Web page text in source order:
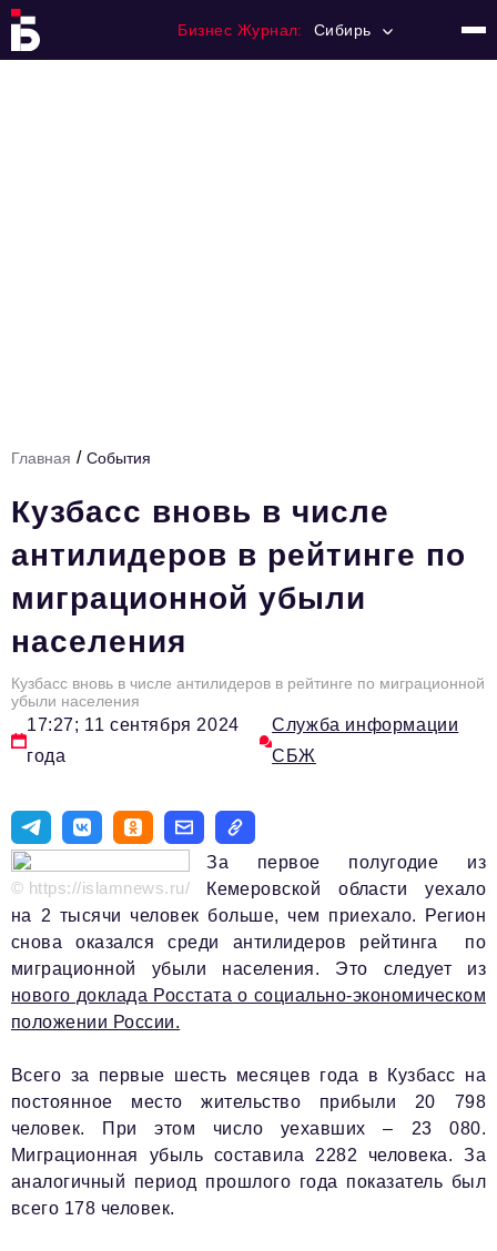
Бизнес Журнал: Сибирь
Вокруг бизнеса
Инновации
Медицина
Экономика
Социальная Ответственность
Общество
Авторские материалы
Видео
Телефон редакции:+7 495 727-01-67
Электронные почты редакции:
Информационный отдел
info@business-magazine.online
reklama@business-magazine.online
Отдел распространения/редакционная подписка
podpiska@business-magazine.online
Отдел по работе с партнерами
partner@business-magazine.online
Главная / События
Кузбасс вновь в числе
антилидеров в рейтинге по
миграционной убыли
населения
Кузбасс вновь в числе антилидеров в рейтинге по миграционной
убыли населения
17:27; 11 сентября 2024
года
Служба информации
СБЖ
© https://islamnews.ru/
За первое полугодие из
Кемеровской области уехало
на 2 тысячи человек больше, чем приехало. Регион
снова оказался среди антилидеров рейтинга по
миграционной убыли населения. Это следует из
нового доклада Росстата о социально-экономическом
положении России.
Всего за первые шесть месяцев года в Кузбасс на
постоянное место жительство прибыли 20 798
человек. При этом число уехавших – 23 080.
Миграционная убыль составила 2282 человека. За
аналогичный период прошлого года показатель был
всего 178 человек.